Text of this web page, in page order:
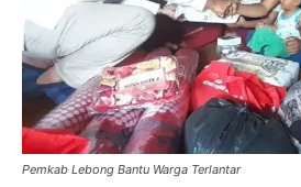
Pemkab Lebong Bantu Warga Terlantar